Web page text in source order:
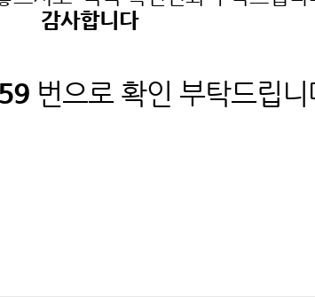
감사합니다
9​ 번으로 확인 부탁드립